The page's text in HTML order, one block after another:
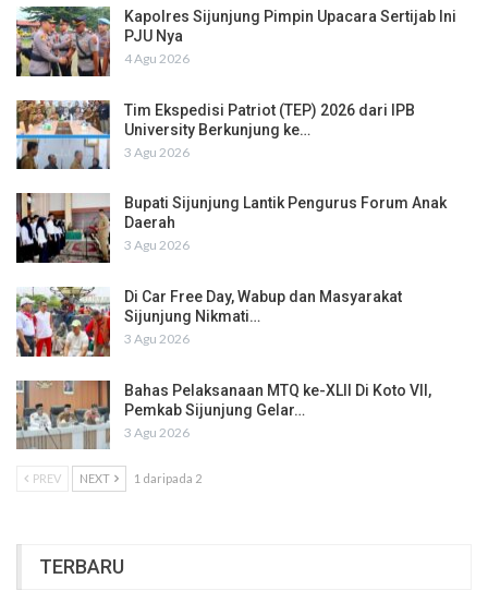
Kapolres Sijunjung Pimpin Upacara Sertijab Ini
PJU Nya
4 Agu 2026
Tim Ekspedisi Patriot (TEP) 2026 dari IPB
University Berkunjung ke…
3 Agu 2026
Bupati Sijunjung Lantik Pengurus Forum Anak
Daerah
3 Agu 2026
Di Car Free Day, Wabup dan Masyarakat
Sijunjung Nikmati…
3 Agu 2026
Bahas Pelaksanaan MTQ ke-XLII Di Koto VII,
Pemkab Sijunjung Gelar…
3 Agu 2026
PREV NEXT 1 daripada 2
TERBARU